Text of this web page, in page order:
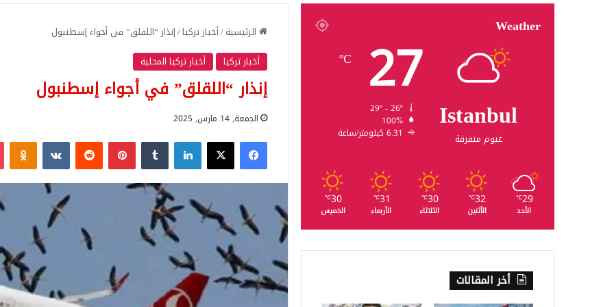
الرئيسية/أخبار تركيا/إنذار “اللقلق” في أجواء إسطنبول
أخبار تركيا
أخبار تركيا المحلية
إنذار “اللقلق” في أجواء إسطنبول
الجمعة, 14 مارس, 2025
فيسبوك‫X لينكدإن بينتيريست
Weather
Istanbul
غيوم متفرقة
27
℃
100%
6.31 كيلومتر/ساعة
29
℃
الأحد
32
℃
الأثنين
30
℃
الثلاثاء
31
℃
الأربعاء
30
℃
الخميس
أخر المقالات